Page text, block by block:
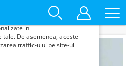
in
De asemenea, aceste
traffic-ului pe site-ul